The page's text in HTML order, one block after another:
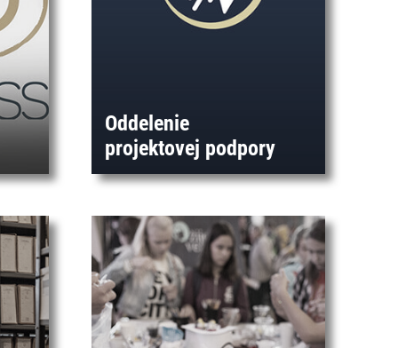
Oddelenie
projektovej podpory